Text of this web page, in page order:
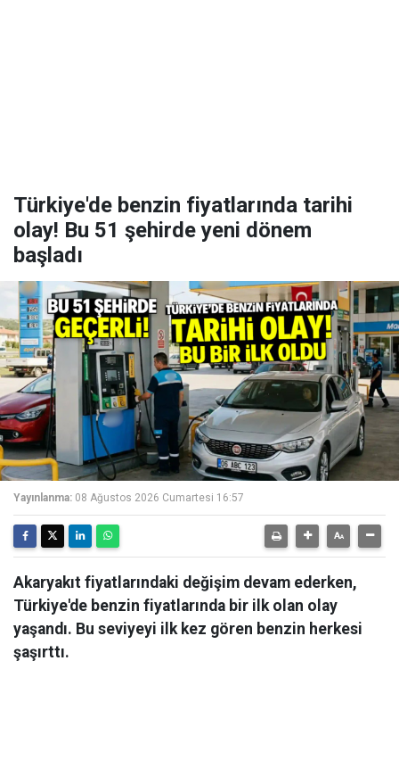
Türkiye'de benzin fiyatlarında tarihi
olay! Bu 51 şehirde yeni dönem
başladı
Yayınlanma: 08 Ağustos 2026 Cumartesi 16:57
Akaryakıt fiyatlarındaki değişim devam ederken,
Türkiye'de benzin fiyatlarında bir ilk olan olay
yaşandı. Bu seviyeyi ilk kez gören benzin herkesi
şaşırttı.